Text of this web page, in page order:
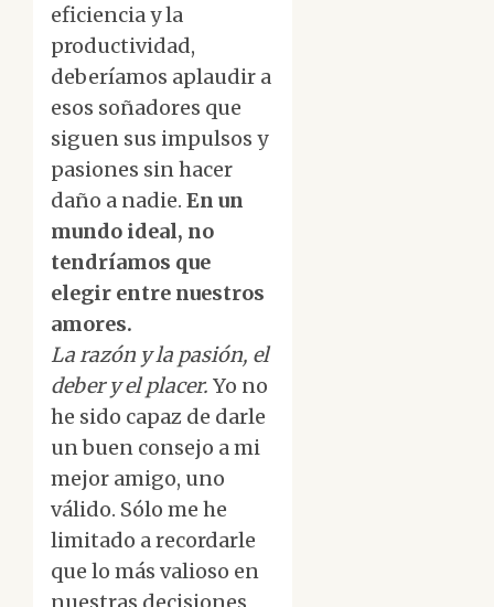
eficiencia y la
productividad,
deberíamos aplaudir a
esos soñadores que
siguen sus impulsos y
pasiones sin hacer
daño a nadie. En un
mundo ideal, no
tendríamos que
elegir entre nuestros
amores.
La razón y la pasión, el
deber y el placer. Yo no
he sido capaz de darle
un buen consejo a mi
mejor amigo, uno
válido. Sólo me he
limitado a recordarle
que lo más valioso en